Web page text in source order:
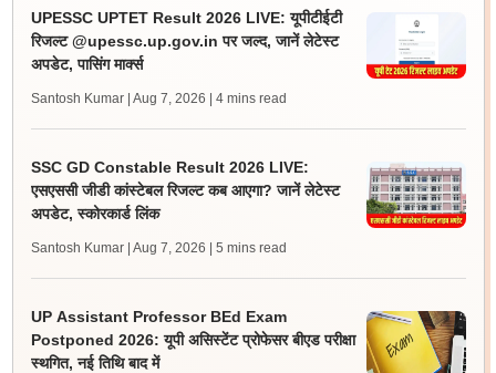
UPESSC UPTET Result 2026 LIVE: यूपीटीईटी
रिजल्ट @upessc.up.gov.in पर जल्द, जानें लेटेस्ट
अपडेट, पासिंग मार्क्स
Santosh Kumar | Aug 7, 2026 | 4 mins read
SSC GD Constable Result 2026 LIVE:
एसएससी जीडी कांस्टेबल रिजल्ट कब आएगा? जानें लेटेस्ट
अपडेट, स्कोरकार्ड लिंक
Santosh Kumar | Aug 7, 2026 | 5 mins read
UP Assistant Professor BEd Exam
Postponed 2026: यूपी असिस्टेंट प्रोफेसर बीएड परीक्षा
स्थगित, नई तिथि बाद में